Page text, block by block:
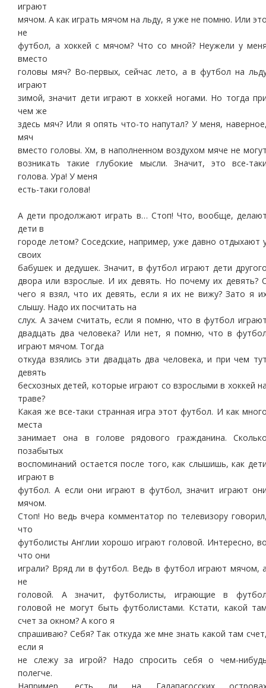
играют
мячом. А как играть мячом на льду, я уже не помню. Или
не
футбол, а хоккей с мячом? Что со мной? Неужели у
вместо
головы мяч? Во-первых, сейчас лето, а в футбол на
играют
зимой, значит дети играют в хоккей ногами. Но тогда
чем же
здесь мяч? Или я опять что-то напутал? У меня,
мяч
вместо головы. Хм, в наполненном воздухом мяче не
возникать такие глубокие мысли. Значит, это все-
голова. Ура! У меня
есть-таки голова!
А дети продолжают играть в… Стоп! Что, вообще,
дети в
городе летом? Соседские, например, уже давно отдыхают
своих
бабушек и дедушек. Значит, в футбол играют дети
двора или взрослые. И их девять. Но почему их девять?
чего я взял, что их девять, если я их не вижу? Зато я
слышу. Надо их посчитать на
слух. А зачем считать, если я помню, что в футбол
двадцать два человека? Или нет, я помню, что в
играют мячом. Тогда
откуда взялись эти двадцать два человека, и при чем
девять
бесхозных детей, которые играют со взрослыми в хоккей
траве?
Какая же все-таки странная игра этот футбол. И как
места
занимает она в голове рядового гражданина.
позабытых
воспоминаний остается после того, как слышишь, как
играют в
футбол. А если они играют в футбол, значит играют
мячом.
Стоп! Но ведь вчера комментатор по телевизору
что
футболисты Англии хорошо играют головой. Интересно,
что они
играли? Вряд ли в футбол. Ведь в футбол играют мячом,
не
головой. А значит, футболисты, играющие в
головой не могут быть футболистами. Кстати, какой
счет за окном? А кого я
спрашиваю? Себя? Так откуда же мне знать какой там
если я
не слежу за игрой? Надо спросить себя о чем-
полегче.